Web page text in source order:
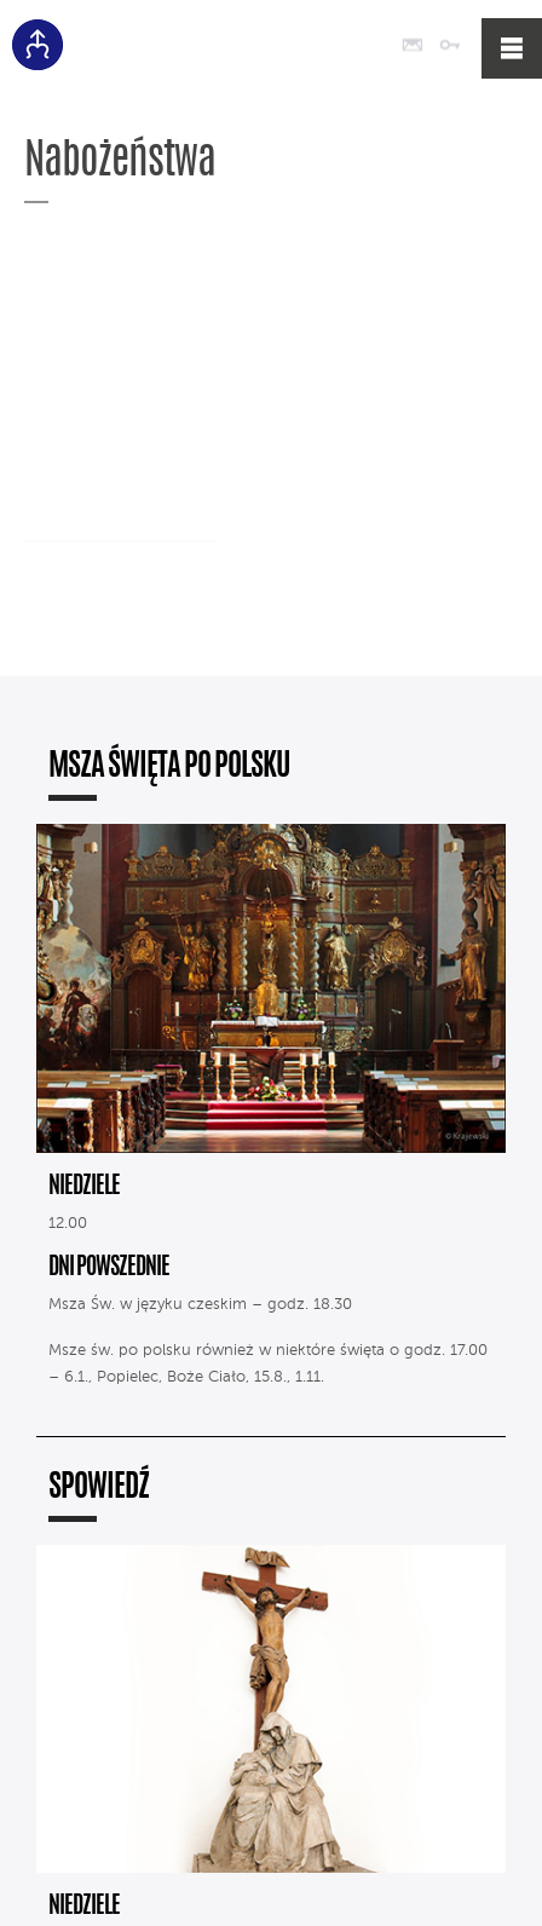
Poczta
Nabożeństwa
MSZA ŚWIĘTA PO POLSKU
NIEDZIELE
12.00
DNI POWSZEDNIE
Msza Św. w języku czeskim – godz. 18.30
Msze św. po polsku również w niektóre święta o godz. 17.00
– 6.1., Popielec, Boże Ciało, 15.8., 1.11.
SPOWIEDŹ
NIEDZIELE